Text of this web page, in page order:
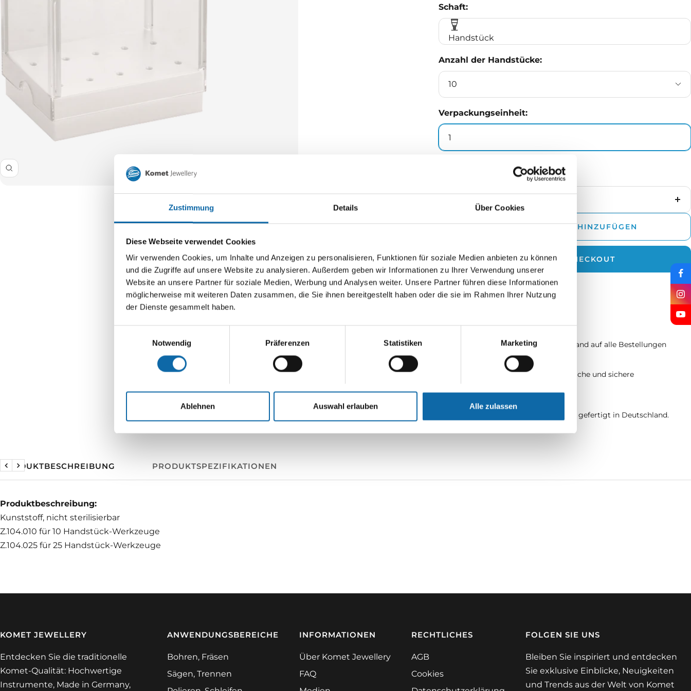
Zustimmung Details Über Cookies
Diese Webseite verwendet Cookies
Wir verwenden Cookies, um Inhalte und Anzeigen zu personalisieren, Funktionen für soziale Medien anbieten zu können
und die Zugriffe auf unsere Website zu analysieren. Außerdem geben wir Informationen zu Ihrer Verwendung unserer
Website an unsere Partner für soziale Medien, Werbung und Analysen weiter. Unsere Partner führen diese Informationen
möglicherweise mit weiteren Daten zusammen, die Sie ihnen bereitgestellt haben oder die sie im Rahmen Ihrer Nutzung
der Dienste gesammelt haben.
Notwendig
Präferenzen Statistiken Marketing
Ablehnen Auswahl erlauben Alle zulassen
Zoom
Schaft:
Handstück
Anzahl der Handstücke:
10
Verpackungseinheit:
1
Menge
ZUM WARENKORB HINZUFÜGEN
JETZT ZUM CHECKOUT
Lieferzeit: 2 - 5 Werktage
Schneller und zuverlässiger Versand auf alle Bestellungen
Sichere Bezahlung
Ihre Daten sind geschützt – einfache und sichere
Zahlungsmethoden.
Made in Germany
Tradition und Qualität seit 1923 – gefertigt in Deutschland.
PRODUKTBESCHREIBUNG PRODUKTSPEZIFIKATIONEN
Zurück
Weiter
Produktbeschreibung:
Kunststoff, nicht sterilisierbar
Z.104.010 für 10 Handstück-Werkzeuge
Z.104.025 für 25 Handstück-Werkzeuge
KOMET JEWELLERY
Entdecken Sie die traditionelle
Komet-Qualität: Hochwertige
Instrumente, Made in Germany,
ANWENDUNGSBEREICHE
Bohren, Fräsen
Sägen, Trennen
INFORMATIONEN
Über Komet Jewellery
FAQ
RECHTLICHES
AGB
Cookies
FOLGEN SIE UNS
Bleiben Sie inspiriert und entdecken
Sie exklusive Einblicke, Neuigkeiten
und Trends aus der Welt von Komet